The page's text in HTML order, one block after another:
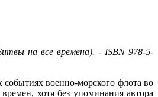
на все времена). - ISBN 978-5-
военно-морского флота во
хотя без упоминания автора